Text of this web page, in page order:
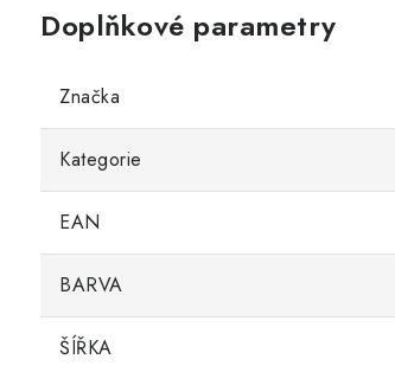
Doplňkové parametry
Značka
Kategorie
EAN
BARVA
ŠÍŘKA